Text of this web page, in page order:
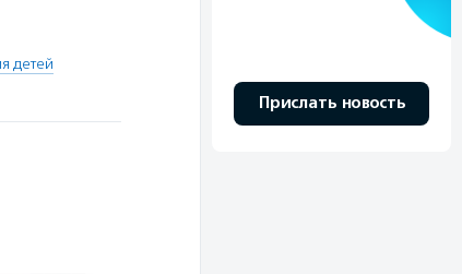
детей
Прислать новость